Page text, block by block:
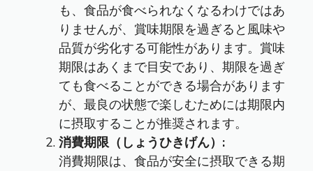
も、食品が食べられなくなるわけではあ
りませんが、賞味期限を過ぎると風味や
品質が劣化する可能性があります。賞味
期限はあくまで目安であり、期限を過ぎ
ても食べることができる場合があります
が、最良の状態で楽しむためには期限内
に摂取することが推奨されます。
消費期限（しょうひきげん）:
消費期限は、食品が安全に摂取できる期